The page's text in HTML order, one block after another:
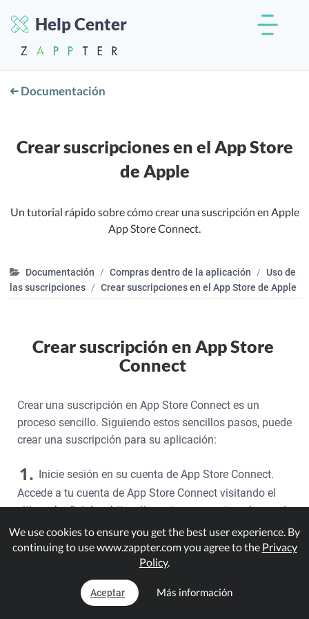
Help Center
Documentación
Crear suscripciones en el App Store
de Apple
Un tutorial rápido sobre cómo crear una suscripción en Apple
App Store Connect.
Documentación Compras dentro de la aplicación
Uso de
las suscripciones
Crear suscripciones en el App Store de Apple
Crear suscripción en App Store
Connect
Crear una suscripción en App Store Connect es un
proceso sencillo. Siguiendo estos sencillos pasos, puede
crear una suscripción para su aplicación:
1. Inicie sesión en su cuenta de App Store Connect.
Accede a tu cuenta de App Store Connect visitando el
sitio web oficial enhttps://appstoreconnect.apple.com/
2. Haz clic en "Mis aplicaciones" y elige la aplicación
para la que quieres crear una suscripción
Ve a la sección "Funciones" en la parte izquierda del
menú y selecciona "Suscripciones". Haz clic en "Crear"
We use cookies to ensure you get the best user experience. By
continuing to use www.zappter.com you agree to the Privacy
Policy.
Aceptar Más información